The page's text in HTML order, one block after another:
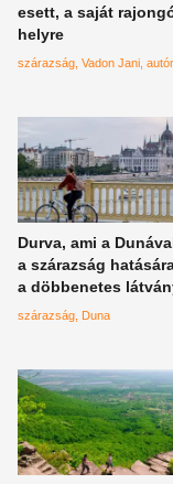
esett, a saját
helyre
szárazság Vadon Jani
Durva, ami a
a szárazság
a döbbenetes
szárazság Duna